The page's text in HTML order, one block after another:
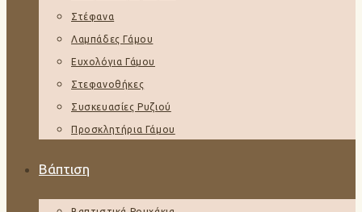
Στέφανα
Λαμπάδες Γάμου
Ευχολόγια Γάμου
Στεφανοθήκες
Συσκευασίες Ρυζιού
Προσκλητήρια Γάμου
Βάπτιση